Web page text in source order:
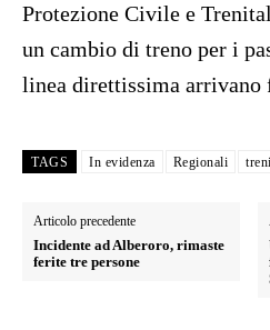
Protezione Civile e
un cambio di treno per i
linea direttissima arrivano
TAGS In evidenza Regionali treni
Articolo precedente
Incidente ad Alberoro, rimaste
ferite tre persone